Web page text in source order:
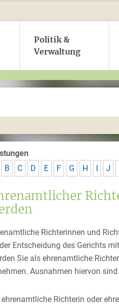
Politik &
Verwaltung
B C D E F G H I J
Richterinnen und
Entscheidung des Gerichts
Sie als ehrenamtliche
Ausnahmen hiervon
Richterin oder